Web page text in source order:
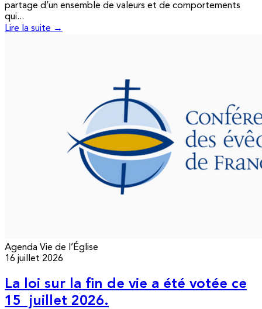
partage d’un ensemble de valeurs et de comportements
qui...
Lire la suite →
Agenda Vie de l’Église
16 juillet 2026
La loi sur la fin de vie a été votée ce
15 juillet 2026.